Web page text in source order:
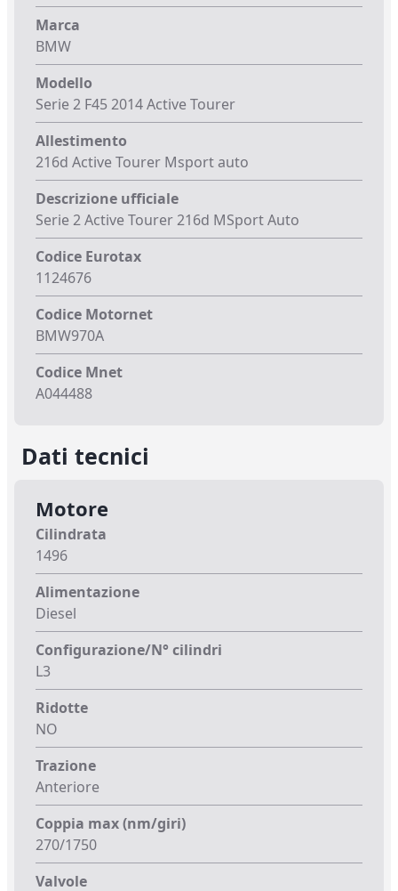
Marca
BMW
Modello
Serie 2 F45 2014 Active Tourer
Allestimento
216d Active Tourer Msport auto
Descrizione ufficiale
Serie 2 Active Tourer 216d MSport Auto
Codice Eurotax
1124676
Codice Motornet
BMW970A
Codice Mnet
A044488
Dati tecnici
Motore
Cilindrata
1496
Alimentazione
Diesel
Configurazione/N° cilindri
L3
Ridotte
NO
Trazione
Anteriore
Coppia max (nm/giri)
270/1750
Valvole